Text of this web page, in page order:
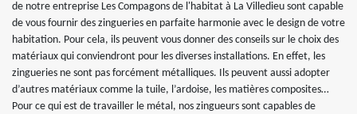
de notre entreprise Les Compagons de l'habitat à La Villedieu sont capable
de vous fournir des zingueries en parfaite harmonie avec le design de votre
habitation. Pour cela, ils peuvent vous donner des conseils sur le choix des
matériaux qui conviendront pour les diverses installations. En effet, les
zingueries ne sont pas forcément métalliques. Ils peuvent aussi adopter
d’autres matériaux comme la tuile, l’ardoise, les matières composites…
Pour ce qui est de travailler le métal, nos zingueurs sont capables de